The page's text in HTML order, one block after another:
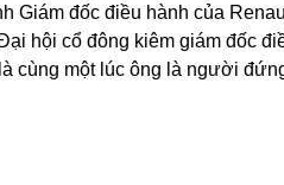
Giám đốc điều hành của
hội cổ đông kiêm giám đốc
cùng một lúc ông là người